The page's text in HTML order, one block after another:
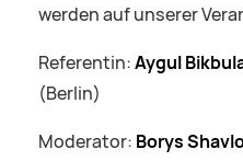
werden auf unserer
Referentin:Aygul
(Berlin)
Moderator: Borys